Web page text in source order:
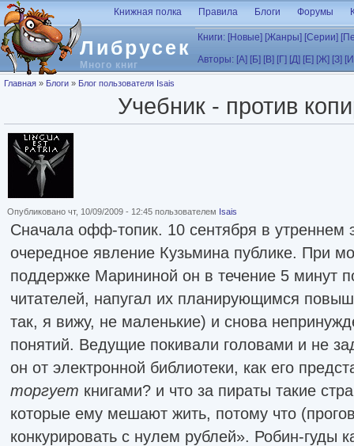
Перейти к основному содержанию
Либрусек
Много книг
Книжная полка Правила Блоги Форумы
Книги: [Новые] [Жанры] [Серии]
Авторы: [А] [Б] [В] [Г] [Д] [Е] [Ж] [З]
Вы здесь
Главная » Блоги » Блог пользователя Isais
Учебник - против
Опубликовано чт, 10/09/2009 - 12:45 пользователем Isais
Сначала офф-топик. 10 сентября в
очередное явление Кузьмина публике. При
поддержке Марининой он в течение 5 минут
читателей, напугал их планирующимся
так, я вижу, не маленькие) и снова
понятий. Ведущие покивали головами и не
он от электронной библиотеки, как его
торгует книгами? и что за пираты такие
которые ему мешают жить, потому что
конкурировать с нулем рублей». Робин-гуды